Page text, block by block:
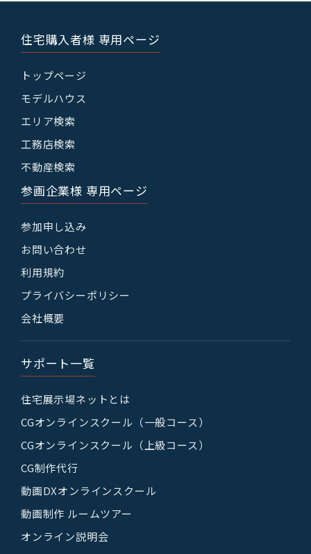
住宅購入者様 専用ページ
トップページ
モデルハウス
エリア検索
工務店検索
不動産検索
参画企業様 専用ページ
参加申し込み
お問い合わせ
利用規約
プライバシーポリシー
会社概要
サポート一覧
住宅展示場ネットとは
CGオンラインスクール（一般コース）
CGオンラインスクール（上級コース）
CG制作代行
動画DXオンラインスクール
動画制作 ルームツアー
オンライン説明会